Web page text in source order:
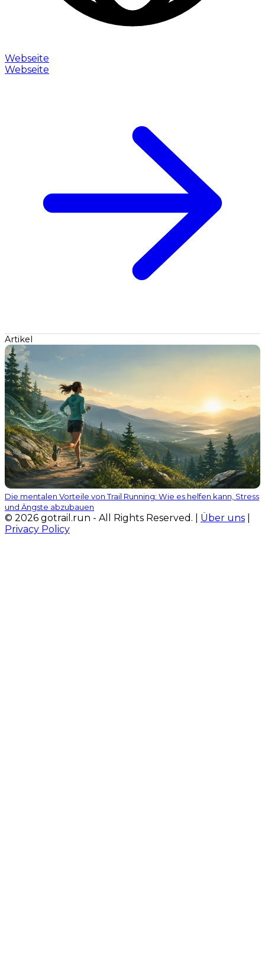
Webseite
Webseite
Artikel
Die mentalen Vorteile von Trail Running: Wie es helfen kann, Stress
und Ängste abzubauen
© 2026 gotrail.run - All Rights Reserved. | Über uns
Privacy Policy